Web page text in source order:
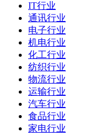
IT行业
通讯行业
电子行业
机电行业
化工行业
纺织行业
物流行业
运输行业
汽车行业
食品行业
家电行业